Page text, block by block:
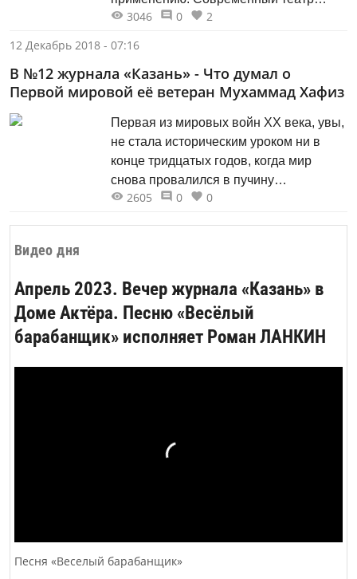
Видео дня
Апрель 2023. Вечер журнала «Казань» в
Доме Актёра. Песню «Весёлый
барабанщик» исполняет Роман ЛАНКИН
Песня «Веселый барабанщик»
щедро предлагает нам всё больше
раскрепощённо вторгаться в интимный
внутренний мир театрального акта,
превращая недоступную сцену в
свободные для посещения локации.
3046 0
2
12 Декабрь 2018 - 07:16
В №12 журнала «Казань» - Что думал о
Первой мировой её ветеран Мухаммад Хафиз
Первая из мировых войн ХХ века, увы,
не стала историческим уроком ни в
конце тридцатых годов, когда мир
снова провалился в пучину
кровопролития, ни в наши дни, когда
2605 0 0